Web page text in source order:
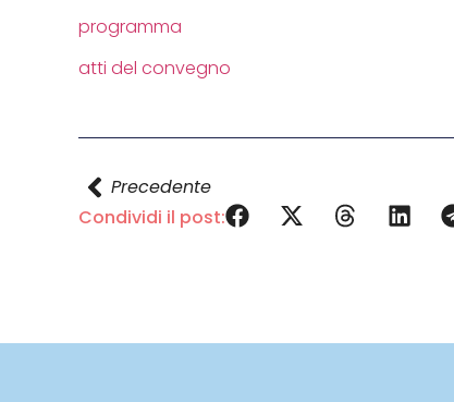
programma
atti del convegno
Precedente
Condividi il post: